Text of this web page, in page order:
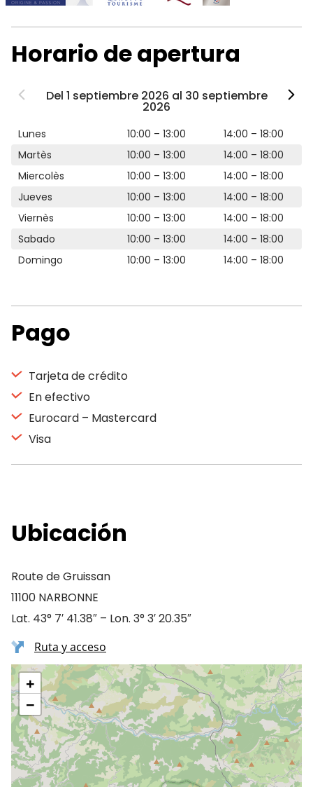
Horario de apertura
Del 1 septiembre 2026 al 30 septiembre
2026
Lunes 10:00 – 13:00
14:00 – 18:00
Martès
10:00 – 13:00
14:00 – 18:00
Miercolès
10:00 – 13:00
14:00 – 18:00
Jueves
10:00 – 13:00
14:00 – 18:00
Viernès
10:00 – 13:00
14:00 – 18:00
Sabado
10:00 – 13:00
14:00 – 18:00
Domingo
10:00 – 13:00 14:00 – 18:00
Pago
Tarjeta de crédito
En efectivo
Eurocard – Mastercard
Visa
Ubicación
Route de Gruissan
11100 NARBONNE
Lat. 43° 7′ 41.38″ – Lon. 3° 3′ 20.35″
Ruta y acceso
+
−